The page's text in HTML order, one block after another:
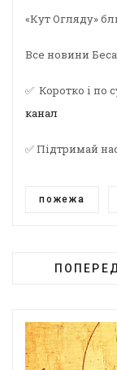
«Кут Огляду»
Все новини
✅ Коротко і по
канал
✅ Підтримай
пожежа